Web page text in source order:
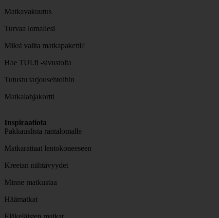
Matkavakuutus
Turvaa lomallesi
Miksi valita matkapaketti?
Hae TUI.fi -sivustolta
Tutustu tarjousehtoihin
Matkalahjakortti
Inspiraatiota
Pakkauslista rantalomalle
Matkarattaat lentokoneeseen
Kreetan nähtävyydet
Minne matkustaa
Häämatkat